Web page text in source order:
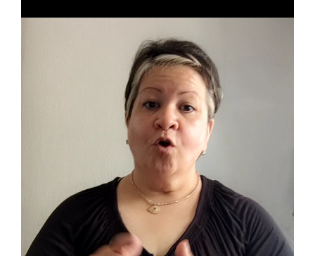
vídeo